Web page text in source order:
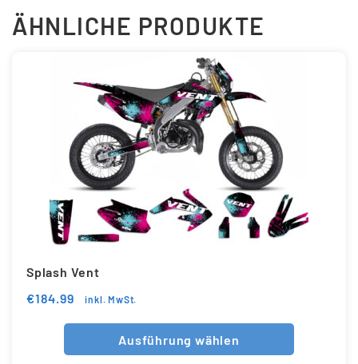
ÄHNLICHE PRODUKTE
Splash Vent
€184.99 inkl. MwSt.
Ausführung wählen